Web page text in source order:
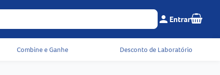
Menu do cliente e
person Entrar Seu
Combine e Ganhe Desconto de Laboratório